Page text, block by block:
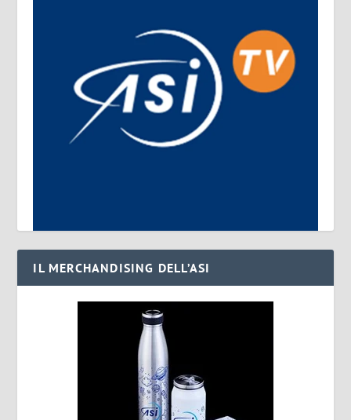
IL MERCHANDISING DELL’ASI